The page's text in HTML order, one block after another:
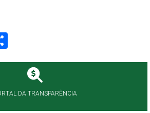
DA TRANSPARÊNCIA